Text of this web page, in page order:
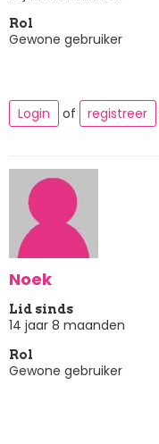
Rol
Gewone gebruiker
Login
of registreer
Noek
Lid sinds
14 jaar 8 maanden
Rol
Gewone gebruiker